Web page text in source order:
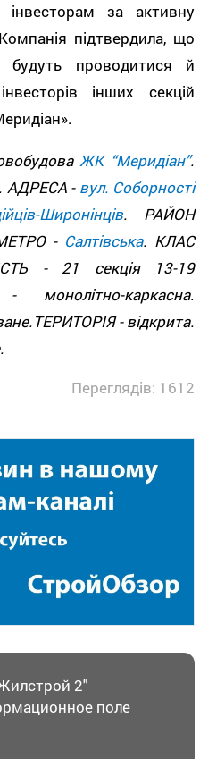
за активну
підтвердила, що
будуть проводитися й
інших секцій
ЖК “Меридіан”.
АДРЕСА - вул. Соборності
Широнінців. РАЙОН
- Салтівська. КЛАС
- 21 секція 13-19
монолітно-каркасна.
- відкрита.
Переглядів: 1612
2"
поле